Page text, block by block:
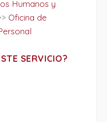
Humanos y
Oficina de
SERVICIO?